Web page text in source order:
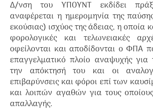
Δ/νση του ΥΠΟΥΝΤ εκδίδει
αναφέρεται η ημερομηνία της
εκούσιας) ισχύος της άδειας, η οποία
φορολογικές και τελωνειακές
οφείλονται και αποδίδονται ο ΦΠΑ
επαγγελματικό πλοίο αναψυχής
την απόκτησή του και οι
επιβαρύνσεις και φόροι επί των
και λοιπών αγαθών για τους
απαλλαγής.